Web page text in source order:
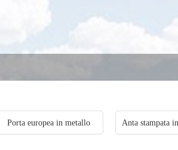
Porta europea in metallo